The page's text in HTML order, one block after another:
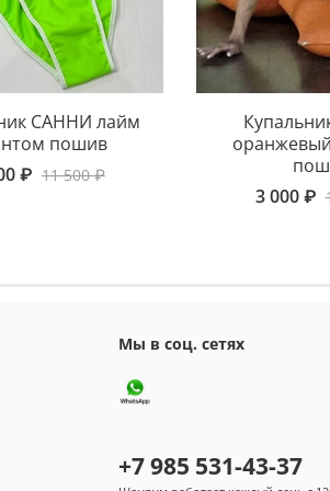
САННИ лайм
пошив
₽ 11 500 ₽
3 000 ₽
Мы в соц. сетях
+7 985 531-43-37